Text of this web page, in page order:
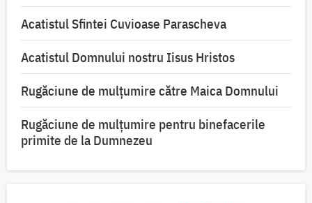
Acatistul Sfintei Cuvioase Parascheva
Acatistul Domnului nostru Iisus Hristos
Rugăciune de mulţumire către Maica Domnului
Rugăciune de mulțumire pentru binefacerile
primite de la Dumnezeu